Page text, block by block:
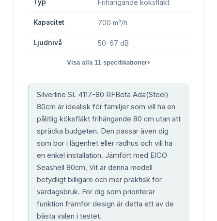
Typ Frihängande köksfläkt
Kapacitet 700 m³/h
Ljudnivå 50-67 dB
Visa alla 11 specifikationer›
Silverline SL 4117-80 RFBeta Ada(Steel)
80cm är idealisk för familjer som vill ha en
pålitlig köksfläkt frihängande 80 cm utan att
spräcka budgeten. Den passar även dig
som bor i lägenhet eller radhus och vill ha
en enkel installation. Jämfört med EICO
Seashell 80cm, Vit är denna modell
betydligt billigare och mer praktisk för
vardagsbruk. För dig som prioriterar
funktion framför design är detta ett av de
bästa valen i testet.